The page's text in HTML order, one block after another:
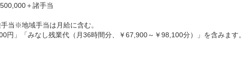
＋諸手当
当※地域手当は月給に含む。
円」「みなし残業代（月36時間分、￥67,900～￥98,100分）」を含みます。